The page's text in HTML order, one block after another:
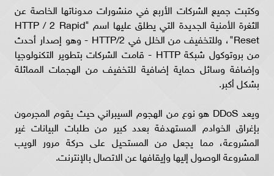
وكتبت جميع الشركات الأربع في منشورات مدوناتها الخاصة عن
الثغرة الأمنية الجديدة التي يطلق عليها اسم "HTTP / 2 Rapid
Reset"، وللتخفيف من الخلل في HTTP/2 - وهو إصدار أحدث
من بروتوكول شبكة HTTP - قامت الشركات بتطوير التكنولوجيا
وإضافة وسائل حماية إضافية للتخفيف من الهجمات المماثلة
بشكل أكبر.
ويعد DDoS هو نوع من الهجوم السيبراني حيث يقوم المجرمون
بإغراق الخوادم المستهدفة بعدد كبير من طلبات البيانات غير
المشروعة، مما يجعل من المستحيل على حركة مرور الويب
المشروعة الوصول إليها وإيقافها عن الاتصال بالإنترنت.